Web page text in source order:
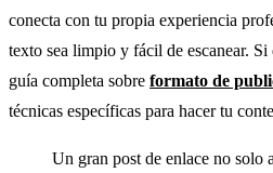
conecta con tu propia experiencia
texto sea limpio y fácil de escanear. Si
guía completa sobre formato de
técnicas específicas para hacer tu
Un gran post de enlace no solo